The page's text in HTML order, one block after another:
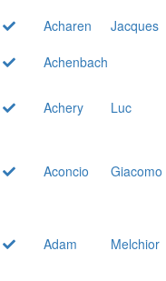
Acharen
Jacques
Achenbach
Achery
Luc
Aconcio Giacomo
Adam Melchior